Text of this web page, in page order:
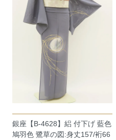
銀座【B-4628】絽 付下げ 藍色
鳩羽色 鷺草の図:身丈157/裄66